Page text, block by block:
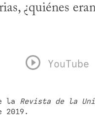
¿quiénes
YouTube
la Revista de la